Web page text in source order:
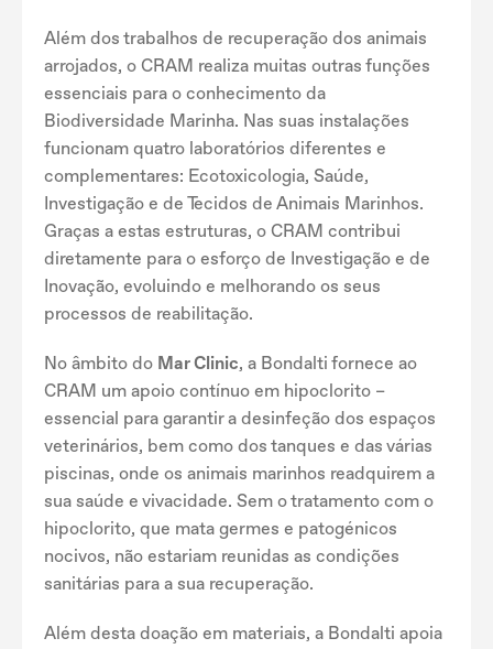
Além dos trabalhos de recuperação dos animais
arrojados, o CRAM realiza muitas outras funções
essenciais para o conhecimento da
Biodiversidade Marinha. Nas suas instalações
funcionam quatro laboratórios diferentes e
complementares: Ecotoxicologia, Saúde,
Investigação e de Tecidos de Animais Marinhos.
Graças a estas estruturas, o CRAM contribui
diretamente para o esforço de Investigação e de
Inovação, evoluindo e melhorando os seus
processos de reabilitação.
No âmbito do Mar Clinic, a Bondalti fornece ao
CRAM um apoio contínuo em hipoclorito –
essencial para garantir a desinfeção dos espaços
veterinários, bem como dos tanques e das várias
piscinas, onde os animais marinhos readquirem a
sua saúde e vivacidade. Sem o tratamento com o
hipoclorito, que mata germes e patogénicos
nocivos, não estariam reunidas as condições
sanitárias para a sua recuperação.
Além desta doação em materiais, a Bondalti apoia